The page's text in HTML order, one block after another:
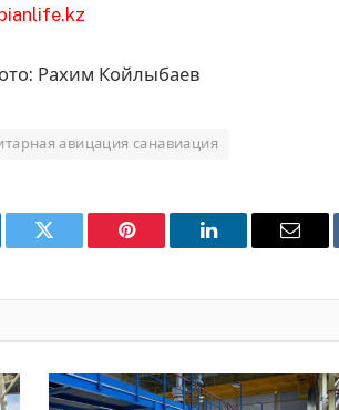
Рахим Койлыбаев
авицация санавиация
Twitter Pinterest LinkedIn Email